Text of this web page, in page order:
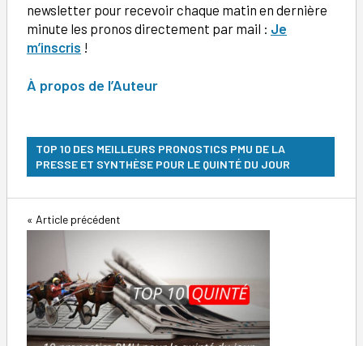
newsletter pour recevoir chaque matin en dernière
minute les pronos directement par mail : Je
m’inscris !
À propos de l’Auteur
TOP 10 DES MEILLEURS PRONOSTICS PMU DE LA
PRESSE ET SYNTHÈSE POUR LE QUINTÉ DU JOUR
Navigation
l’article
Article précédent